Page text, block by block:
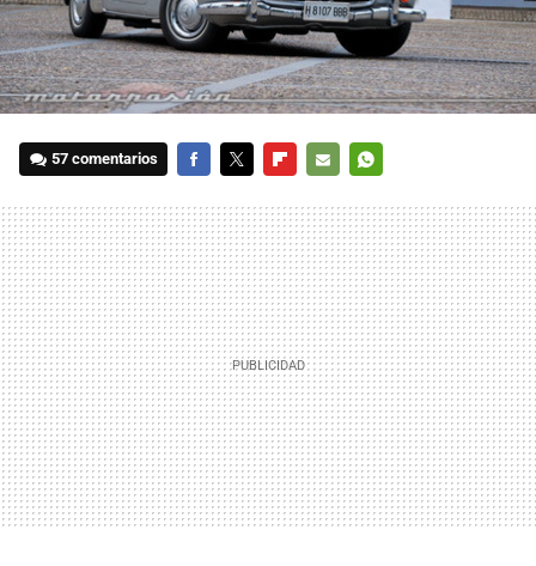
57 comentarios
MAIL